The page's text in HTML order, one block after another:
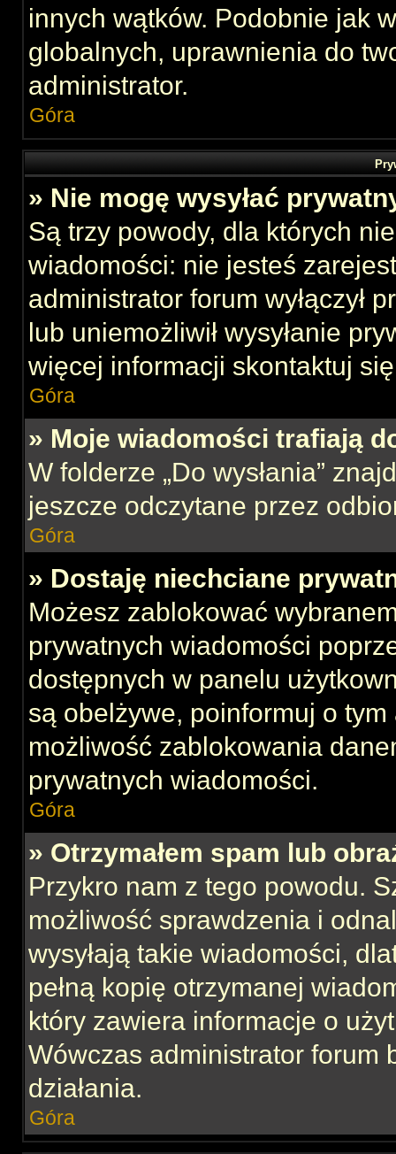
innych wątków. Podobnie jak
globalnych, uprawnienia do
administrator.
Góra
» Nie mogę wysyłać
Są trzy powody, dla których
wiadomości: nie jesteś
administrator forum wyłączył
lub uniemożliwił wysyłanie
więcej informacji skontaktuj
Góra
» Moje wiadomości trafiają
W folderze „Do wysłania”
jeszcze odczytane przez
Góra
» Dostaję niechciane
Możesz zablokować
prywatnych wiadomości
dostępnych w panelu
są obelżywe, poinformuj o
możliwość zablokowania
prywatnych wiadomości.
Góra
» Otrzymałem spam lub
Przykro nam z tego powodu.
możliwość sprawdzenia i
wysyłają takie wiadomości,
pełną kopię otrzymanej
który zawiera informacje o
Wówczas administrator forum
działania.
Góra